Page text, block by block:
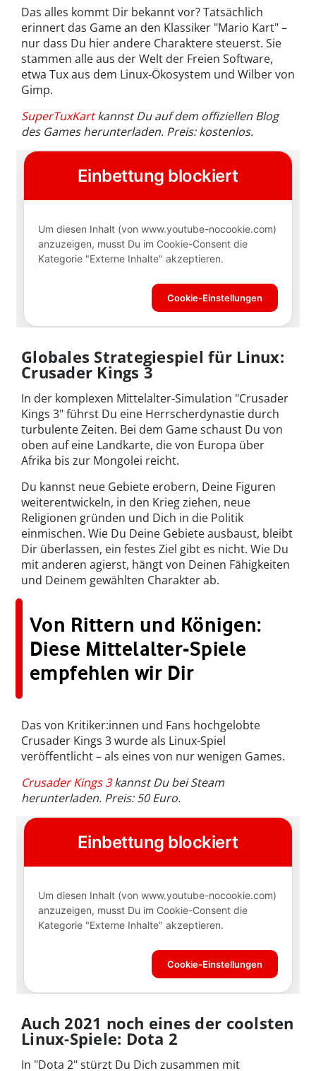
Das alles kommt Dir bekannt vor? Tatsächlich
erinnert das Game an den Klassiker "Mario Kart" –
nur dass Du hier andere Charaktere steuerst. Sie
stammen alle aus der Welt der Freien Software,
etwa Tux aus dem Linux-Ökosystem und Wilber von
Gimp.
SuperTuxKartkannst Du auf dem offiziellen Blog
des Games herunterladen. Preis: kostenlos.
Globales Strategiespiel für Linux:
Crusader Kings 3
In der komplexen Mittelalter-Simulation "Crusader
Kings 3" führst Du eine Herrscherdynastie durch
turbulente Zeiten. Bei dem Game schaust Du von
oben auf eine Landkarte, die von Europa über
Afrika bis zur Mongolei reicht.
Du kannst neue Gebiete erobern, Deine Figuren
weiterentwickeln, in den Krieg ziehen, neue
Religionen gründen und Dich in die Politik
einmischen. Wie Du Deine Gebiete ausbaust, bleibt
Dir überlassen, ein festes Ziel gibt es nicht. Wie Du
mit anderen agierst, hängt von Deinen Fähigkeiten
und Deinem gewählten Charakter ab.
Von Rittern und Königen:
Diese Mittelalter-Spiele
empfehlen wir Dir
Das von Kritiker:innen und Fans hochgelobte
Crusader Kings 3 wurde als Linux-Spiel
veröffentlicht – als eines von nur wenigen Games.
Crusader Kings 3kannst Du bei Steam
herunterladen. Preis: 50 Euro.
Auch 2021 noch eines der coolsten
Linux-Spiele: Dota 2
In "Dota 2" stürzt Du Dich zusammen mit